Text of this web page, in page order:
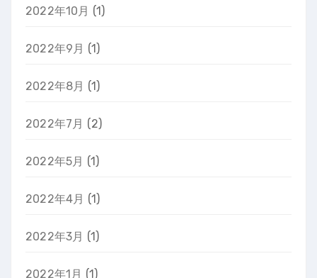
2022年10月 (1)
2022年9月 (1)
2022年8月 (1)
2022年7月 (2)
2022年5月 (1)
2022年4月 (1)
2022年3月 (1)
2022年1月 (1)